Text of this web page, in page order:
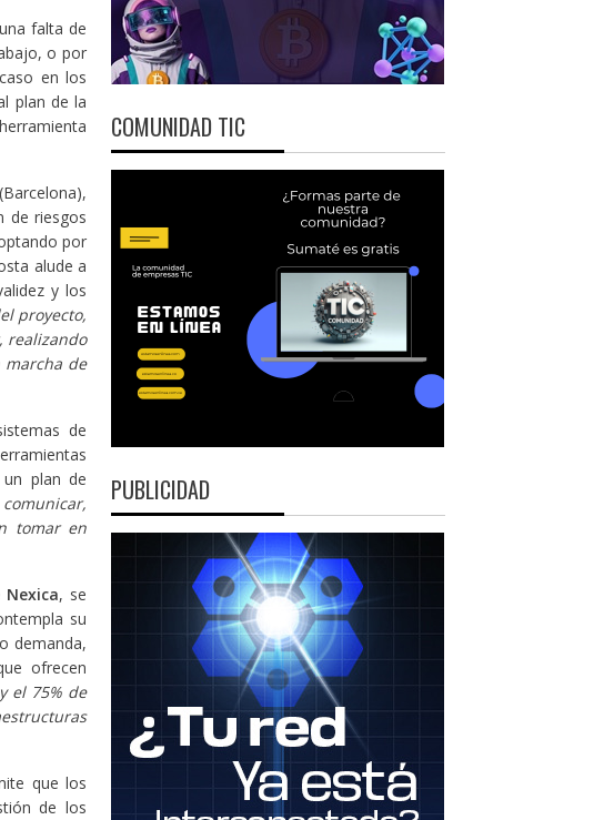
falta de
o por
en los
plan de la
de riesgos
por
alude a
y los
proyecto,
realizando
marcha de
de
plan de
tomar en
, se
su
demanda,
ofrecen
el 75% de
que los
de los
COMUNIDAD TIC
PUBLICIDAD